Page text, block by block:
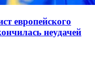
европейского
неудачей